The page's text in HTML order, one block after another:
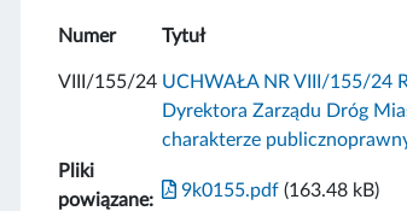
Numer Tytuł
VIII/155/24 UCHWAŁA NR VIII/155/24
Dyrektora Zarządu Dróg
charakterze
Pliki
powiązane:
9k0155.pdf (163.48 kB)